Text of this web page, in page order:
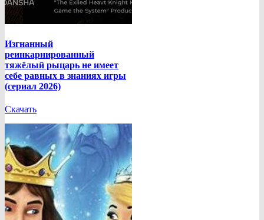
Изгнанный
реинкарнированный
тяжёлый рыцарь не имеет
себе равных в знаниях игры
(сериал 2026)
Скачать